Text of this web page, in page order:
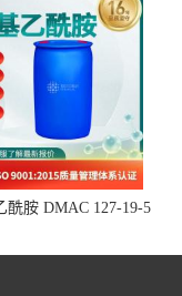
酰胺 DMAC 127-19-5